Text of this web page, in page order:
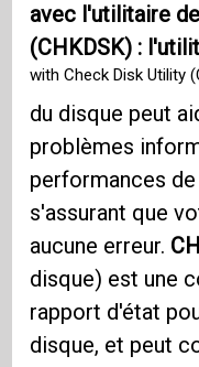
avec l'utilitaire
(CHKDSK) :
with Check Disk Utility
du disque peut
problèmes
performances
s'assurant que
aucune erreur.
disque) est une
rapport d'état
disque, et peut